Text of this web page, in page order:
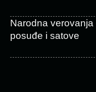
Narodna
posuđe i satove